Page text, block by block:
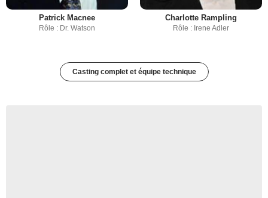
Patrick Macnee
Rôle : Dr. Watson
Charlotte Rampling
Rôle : Irene Adler
Casting complet et équipe technique